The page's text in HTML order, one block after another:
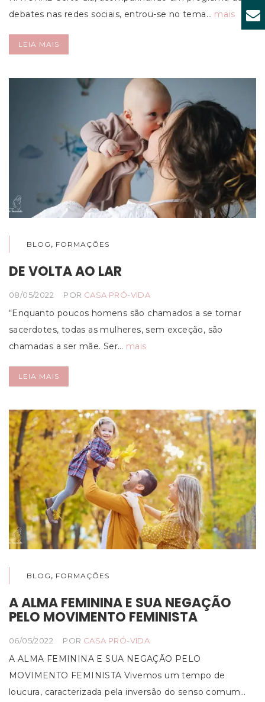
debates nas redes sociais, entrou-se no tema… mais
LEIA MAIS
BLOG , FORMAÇÕES
DE VOLTA AO LAR
08/05/2022 POR CASA PRÓ-VIDA
“Enquanto poucos homens são chamados a se tornar
sacerdotes, todas as mulheres, sem exceção, são
chamadas a ser mãe. Ser… mais
LEIA MAIS
BLOG , FORMAÇÕES
A ALMA FEMININA E SUA NEGAÇÃO
PELO MOVIMENTO FEMINISTA
06/05/2022 POR CASA PRÓ-VIDA
A ALMA FEMININA E SUA NEGAÇÃO PELO
MOVIMENTO FEMINISTA Vivemos um tempo de
loucura, caracterizada pela inversão do senso comum…